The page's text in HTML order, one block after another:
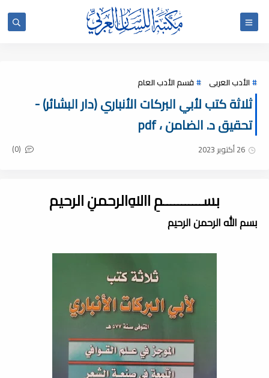
الأدب العربى قسم الأدب العام
ثلاثة كتب لأبي البركات الأنباري (دار البشائر) -
تحقيق د. الضامن ، pdf
26 أكتوبر 2023 (0)
بســـــــــــمِ اﷲِالرحمنِ الرحيم
بسم الله الرحمن الرحيم